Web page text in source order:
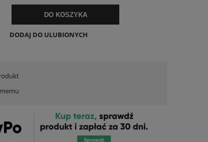
Lniana Bluzka Revista Biała
119,00 zł
DO KOSZYKA
DODAJ DO ULUBIONYCH